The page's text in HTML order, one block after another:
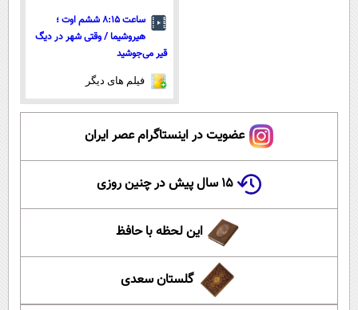
ساعت ۸:۱۵ ششم اوت ؛
هیروشیما / وقتی شهر در دیگ
قیر می‌جوشید
فیلم های دیگر
عضویت در اینستاگرام عصر ایران
۱۵ سال پیش در چنین روزی
این لحظه با حافظ
گلستان سعدی